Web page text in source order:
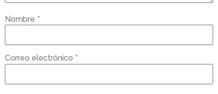
Nombre *
Correo electrónico *